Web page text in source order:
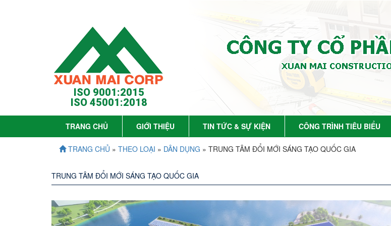
ISO 9001:2015
ISO 45001:2018
TRANG CHỦ GIỚI THIỆU TIN TỨC & SỰ KIỆN CÔNG TRÌNH TIÊU BIỂU
TRANG CHỦ » THEO LOẠI » DÂN DỤNG » TRUNG TÂM ĐỔI MỚI SÁNG TẠO QUỐC GIA
TRUNG TÂM ĐỔI MỚI SÁNG TẠO QUỐC GIA